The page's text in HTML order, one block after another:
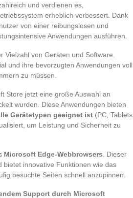
und verdienen es,
erheblich verbessert. Dank
von einer reibungslosen und
Anwendungen ausführen.
von Geräten und Software.
und ihre bevorzugten Anwendungen voll
zu müssen.
Store jetzt eine große Auswahl an
wurden. Diese Anwendungen bieten
Gerätetypen geeignet ist (PC, Tablets
um Leistung und Sicherheit zu
Microsoft Edge-Webbrowsers . Dieser
bietet innovative Funktionen wie das
besuchte Seiten schnell anzupinnen.
Support durch Microsoft